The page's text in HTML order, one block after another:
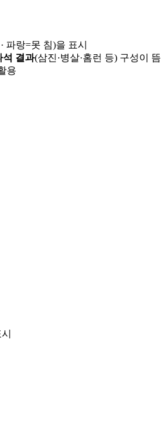
파랑=못 침)을 표시
석 결과(삼진·병살·홈런 등) 구성이 뜸
용